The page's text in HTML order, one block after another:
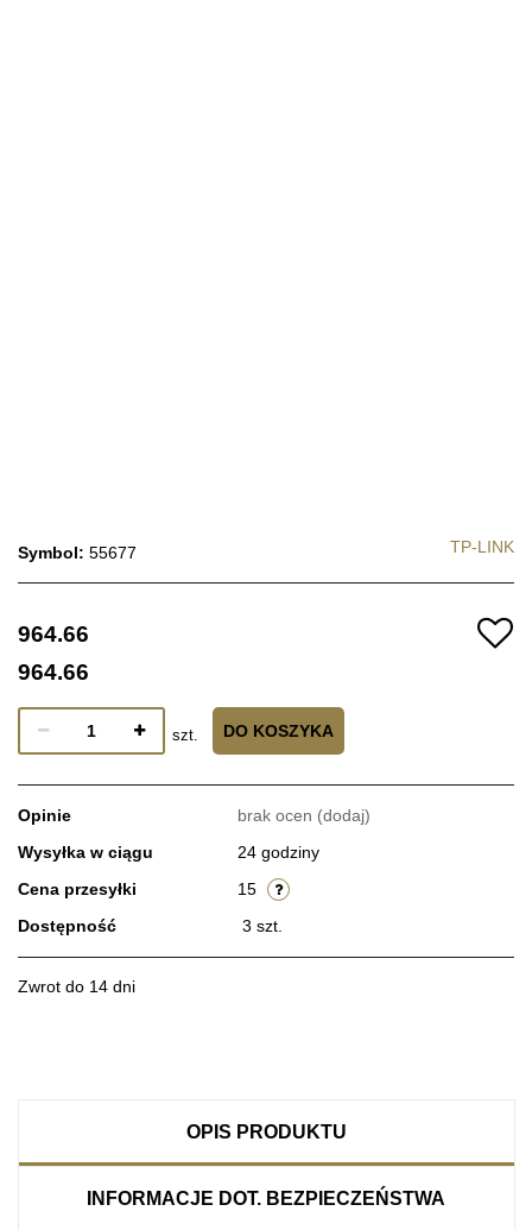
Symbol: 55677 TP-LINK
964.66
964.66
szt. DO KOSZYKA
Opinie brak ocen (dodaj)
Wysyłka w ciągu
24 godziny
Cena przesyłki
15
Dostępność
3 szt.
Zwrot do 14 dni
OPIS PRODUKTU
INFORMACJE DOT. BEZPIECZEŃSTWA